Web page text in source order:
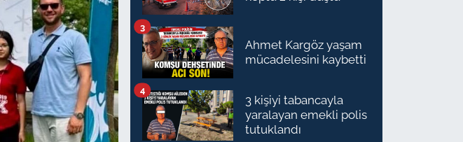
Ahmet Kargöz yaşam
mücadelesini kaybetti
3
3 kişiyi tabancayla
yaralayan emekli polis
tutuklandı
4